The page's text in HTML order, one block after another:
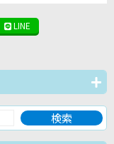
LINE